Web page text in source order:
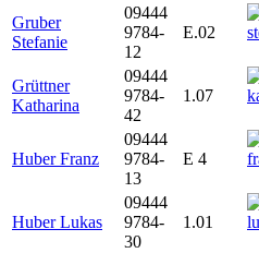
Gruber
Stefanie
09444
9784-
12
E.02
Grüttner
Katharina
09444
9784-
42
1.07
Huber Franz
09444
9784-
13
E 4
Huber Lukas
09444
9784-
30
1.01